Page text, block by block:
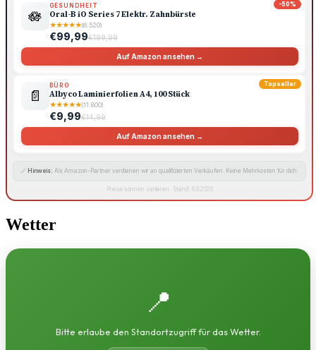
-50%
🪷
GESUNDHEIT
Oral-B iO Series 7 Elektr. Zahnbürste
★★★★★(6.520)
€99,99€199,99
Auf Amazon ansehen →
Topseller
📄
BÜRO
Albyco Laminierfolien A4, 100 Stück
★★★★★(11.800)
€9,99€14,99
Auf Amazon ansehen →
🔗 Hinweis: Als Amazon-Partner verdienen wir an qualifizierten Verkäufen. Keine Mehrkosten für dich.
Preise können variieren · Stand: 6.8.2026
Wetter
📍
Bitte erlaube den Standortzugriff für das Wetter.